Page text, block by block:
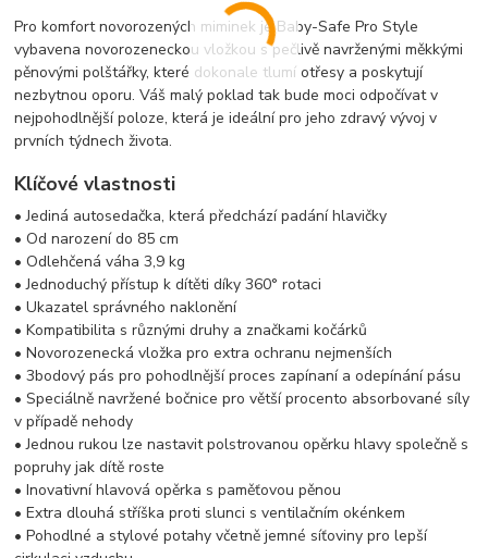
Pro komfort novorozených miminek je Baby-Safe Pro Style
vybavena novorozeneckou vložkou s pečlivě navrženými měkkými
pěnovými polštářky, které dokonale tlumí otřesy a poskytují
nezbytnou oporu. Váš malý poklad tak bude moci odpočívat v
nejpohodlnější poloze, která je ideální pro jeho zdravý vývoj v
prvních týdnech života.
Klíčové vlastnosti
• Jediná autosedačka, která předchází padání hlavičky
• Od narození do 85 cm
• Odlehčená váha 3,9 kg
• Jednoduchý přístup k dítěti díky 360° rotaci
• Ukazatel správného naklonění
• Kompatibilita s různými druhy a značkami kočárků
• Novorozenecká vložka pro extra ochranu nejmenších
• 3bodový pás pro pohodlnější proces zapínaní a odepínání pásu
• Speciálně navržené bočnice pro větší procento absorbované síly
v případě nehody
• Jednou rukou lze nastavit polstrovanou opěrku hlavy společně s
popruhy jak dítě roste
• Inovativní hlavová opěrka s paměťovou pěnou
• Extra dlouhá stříška proti slunci s ventilačním okénkem
• Pohodlné a stylové potahy včetně jemné síťoviny pro lepší